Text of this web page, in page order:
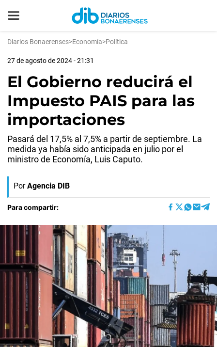
Diarios Bonaerenses>Economía>Política
27 de agosto de 2024 - 21:31
El Gobierno reducirá el
Impuesto PAIS para las
importaciones
Pasará del 17,5% al 7,5% a partir de septiembre. La
medida ya había sido anticipada en julio por el
ministro de Economía, Luis Caputo.
Por Agencia DIB
Para compartir: